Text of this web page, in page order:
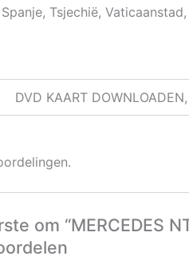
Tsjechië,
DVD KAART
om “MERCEDES